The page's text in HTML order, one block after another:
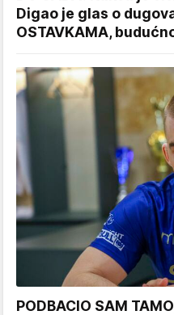
Digao je glas o
OSTAVKAMA,
PODBACIO SAM